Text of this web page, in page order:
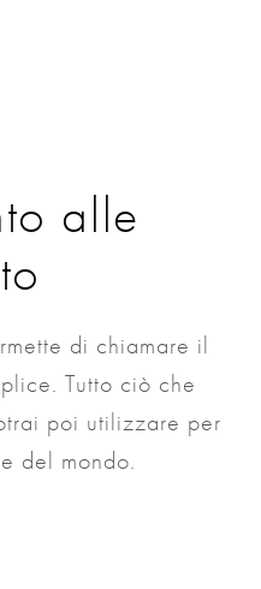
alle
di chiamare il
Tutto ciò che
poi utilizzare per
del mondo.